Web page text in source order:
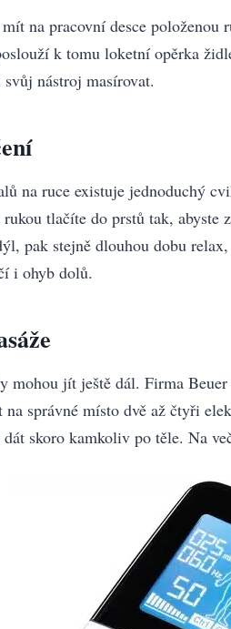
na pracovní desce
k tomu loketní opěrka
nástroj masírovat.
na ruce existuje jednoduchý
tlačíte do prstů tak, abyste
pak stejně dlouhou dobu
i ohyb dolů.
mohou jít ještě dál. Firma
na správné místo dvě až čtyři
skoro kamkoliv po těle. Na